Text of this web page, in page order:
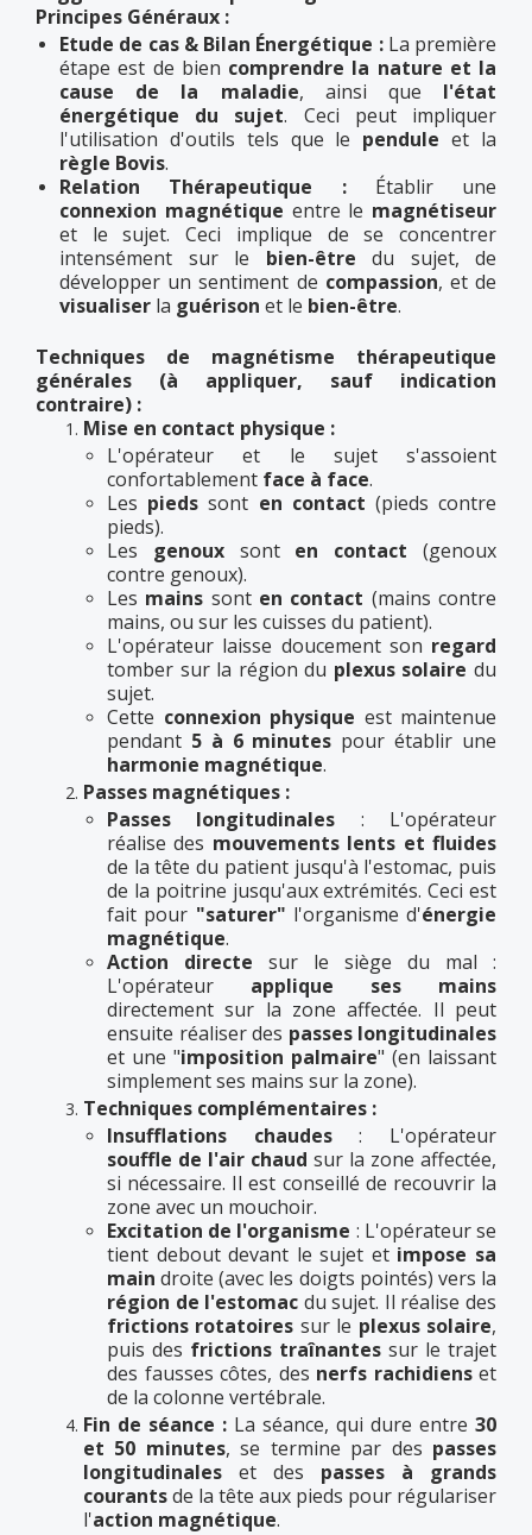
Principes Généraux :
Etude de cas & Bilan Énergétique :La première
étape est de bien comprendre la nature et la
cause de la maladie, ainsi que l'état
énergétique du sujet. Ceci peut impliquer
l'utilisation d'outils tels que le pendule et la
règle Bovis.
Relation Thérapeutique :Établir une
connexion magnétique entre le magnétiseur
et le sujet. Ceci implique de se concentrer
intensément sur le bien-être du sujet, de
développer un sentiment de compassion, et de
visualiser la guérison et le bien-être.
Techniques de magnétisme thérapeutique
générales (à appliquer, sauf indication
contraire) :
Mise en contact physique :
L'opérateur et le sujet s'assoient
confortablement face à face.
Les pieds sont en contact (pieds contre
pieds).
Les genouxsont en contact (genoux
contre genoux).
Les mains sont en contact (mains contre
mains, ou sur les cuisses du patient).
L'opérateur laisse doucement son regard
tomber sur la région du plexus solaire du
sujet.
Cette connexion physique est maintenue
pendant 5 à 6 minutes pour établir une
harmonie magnétique.
Passes magnétiques :
Passes longitudinales : L'opérateur
réalise des mouvements lents et fluides
de la tête du patient jusqu'à l'estomac, puis
de la poitrine jusqu'aux extrémités. Ceci est
fait pour "saturer" l'organisme d'énergie
magnétique.
Action directe sur le siège du mal :
L'opérateur applique ses mains
directement sur la zone affectée. Il peut
ensuite réaliser des passes longitudinales
et une "imposition palmaire" (en laissant
simplement ses mains sur la zone).
Techniques complémentaires :
Insufflations chaudes: L'opérateur
souffle de l'air chaud sur la zone affectée,
si nécessaire. Il est conseillé de recouvrir la
zone avec un mouchoir.
Excitation de l'organisme : L'opérateur se
tient debout devant le sujet et impose sa
main droite (avec les doigts pointés) vers la
région de l'estomac du sujet. Il réalise des
frictions rotatoires sur le plexus solaire,
puis des frictions traînantes sur le trajet
des fausses côtes, des nerfs rachidienset
de la colonne vertébrale.
Fin de séance : La séance, qui dure entre 30
et 50 minutes, se termine par des passes
longitudinales et des passes à grands
courantsde la tête aux pieds pour régulariser
l'action magnétique.